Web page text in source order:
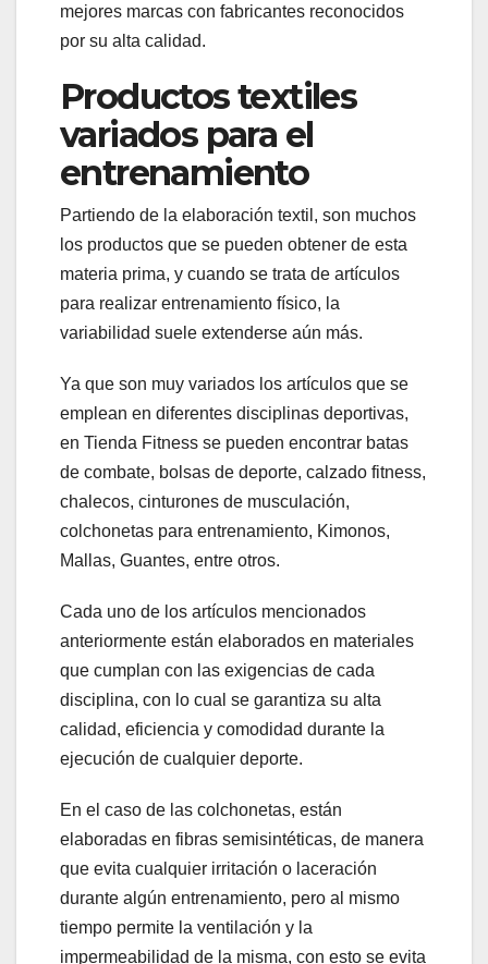
mejores marcas con fabricantes reconocidos
por su alta calidad.
Productos textiles
variados para el
entrenamiento
Partiendo de la elaboración textil, son muchos
los productos que se pueden obtener de esta
materia prima, y cuando se trata de artículos
para realizar entrenamiento físico, la
variabilidad suele extenderse aún más.
Ya que son muy variados los artículos que se
emplean en diferentes disciplinas deportivas,
en Tienda Fitness se pueden encontrar batas
de combate, bolsas de deporte, calzado fitness,
chalecos, cinturones de musculación,
colchonetas para entrenamiento, Kimonos,
Mallas, Guantes, entre otros.
Cada uno de los artículos mencionados
anteriormente están elaborados en materiales
que cumplan con las exigencias de cada
disciplina, con lo cual se garantiza su alta
calidad, eficiencia y comodidad durante la
ejecución de cualquier deporte.
En el caso de las colchonetas, están
elaboradas en fibras semisintéticas, de manera
que evita cualquier irritación o laceración
durante algún entrenamiento, pero al mismo
tiempo permite la ventilación y la
impermeabilidad de la misma, con esto se evita